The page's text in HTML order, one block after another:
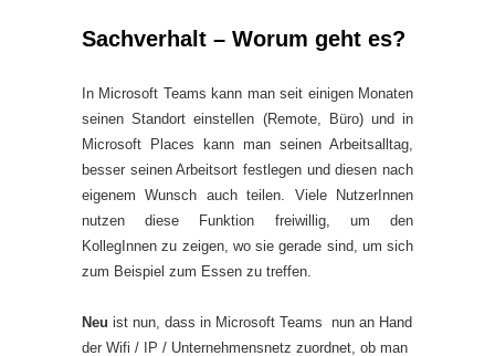
Sachverhalt – Worum geht es?
In Microsoft Teams kann man seit einigen Monaten
seinen Standort einstellen (Remote, Büro) und in
Microsoft Places kann man seinen Arbeitsalltag,
besser seinen Arbeitsort festlegen und diesen nach
eigenem Wunsch auch teilen. Viele NutzerInnen
nutzen diese Funktion freiwillig, um den
KollegInnen zu zeigen, wo sie gerade sind, um sich
zum Beispiel zum Essen zu treffen.
Neu ist nun, dass in Microsoft Teams nun an Hand
der Wifi / IP / Unternehmensnetz zuordnet, ob man